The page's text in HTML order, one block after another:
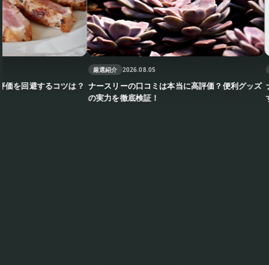
るコツは？
2026.08.05
ナースリーの口コミは本当に高評価？便利グッズ
の実力を徹底検証！
ナースリ